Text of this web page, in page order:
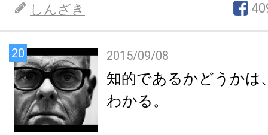
しんざき
20 2015/09/08
知的であるかどうかは
わかる。